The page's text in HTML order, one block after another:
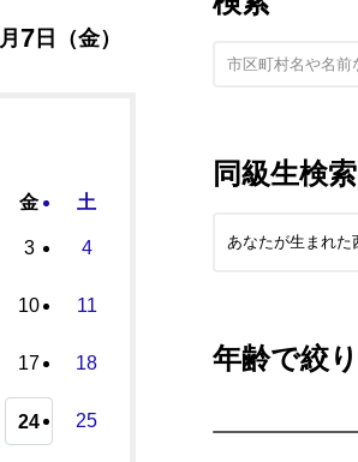
月 7 日（金）
金 土
3 4
10 11
17 18
24 25
同級生検索
年齢で絞